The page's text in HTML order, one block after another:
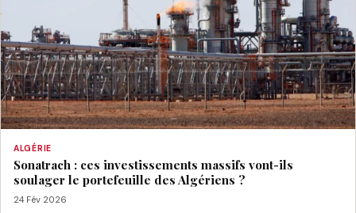
ALGÉRIE
Sonatrach : ces investissements massifs vont-ils
soulager le portefeuille des Algériens ?
24 Fév 2026